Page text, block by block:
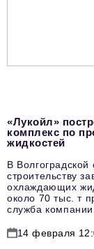
«Лукойл»
комплекс по
жидкостей
В
строительству
охлаждающих
около 70 тыс. т
служба компании.
14 февраля